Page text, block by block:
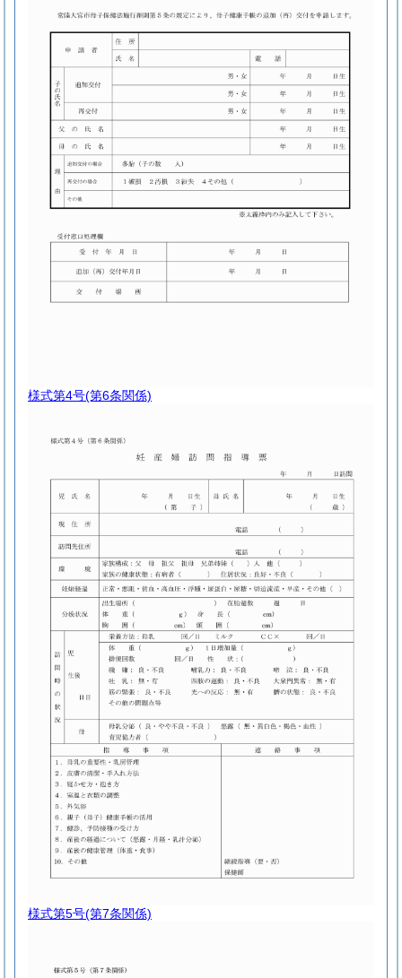
様式第4号(第6条関係)
様式第5号(第7条関係)